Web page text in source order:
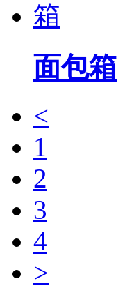
面包箱
<
1
2
3
4
>